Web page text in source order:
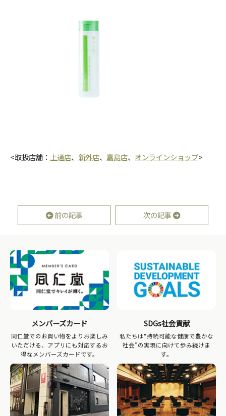
<取扱店舗： 上通店、 新外店、 嘉島店、 オンラインショップ>
前の記事 次の記事
メンバーズカード
同仁堂でのお買い物をよりお楽しみ
いただける、アプリにも対応するお
得なメンバーズカードです。
SDGs社会貢献
私たちは“持続可能な健康で豊かな
社会”の実現に向けて歩み続けま
す。